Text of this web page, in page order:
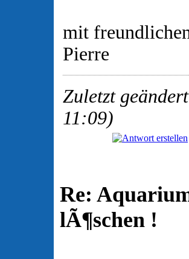
mit
Pierre
Zuletzt
11:09)
Re:
lÃ¶schen !